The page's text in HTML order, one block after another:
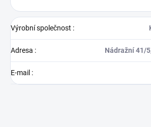
Výrobní společnost :
Adresa : Nádražní 41/
E-mail :